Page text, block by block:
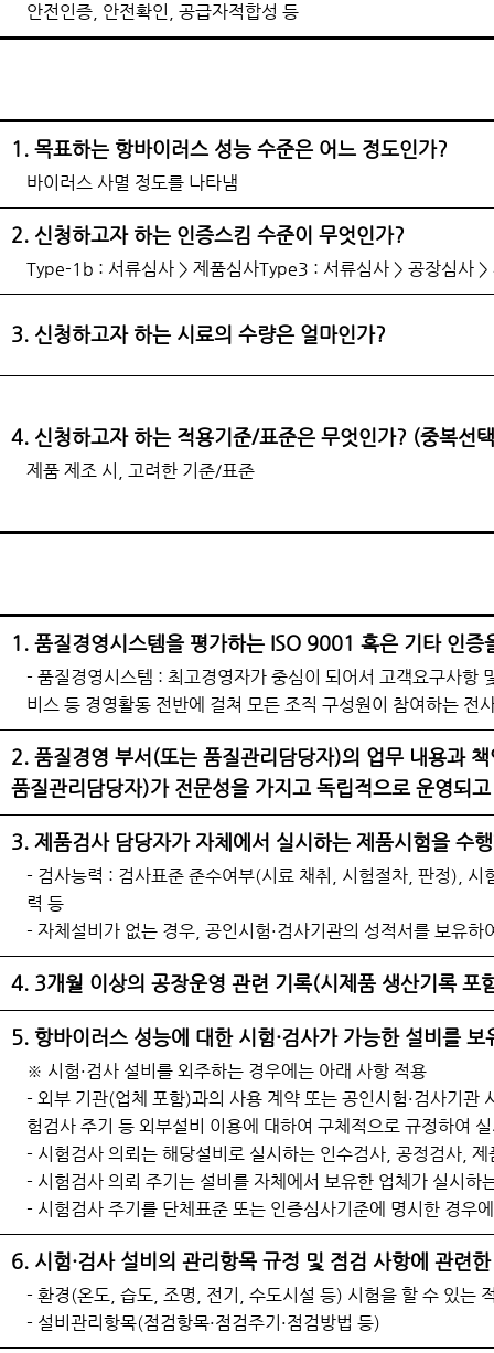
안전인증, 안전확인, 공급자적합성 등
1. 목표하는 항바이러스 성능 수준은 어느 정도인가?
바이러스 사멸 정도를 나타냄
2. 신청하고자 하는 인증스킴 수준이 무엇인가?
Type-1b : 서류심사 > 제품심사Type3 : 서류심사 > 공장심사 >
3. 신청하고자 하는 시료의 수량은 얼마인가?
4. 신청하고자 하는 적용기준/표준은 무엇인가? (중복선
제품 제조 시, 고려한 기준/표준
1. 품질경영시스템을 평가하는 ISO 9001 혹은 기타 인증
- 품질경영시스템 : 최고경영자가 중심이 되어서 고객요구사
비스 등 경영활동 전반에 걸쳐 모든 조직 구성원이 참여하는 전
2. 품질경영 부서(또는 품질관리담당자)의 업무 내용과
품질관리담당자)가 전문성을 가지고 독립적으로 운영되
3. 제품검사 담당자가 자체에서 실시하는 제품시험을 수
- 검사능력 : 검사표준 준수여부(시료 채취, 시험절차, 판정),
력 등
- 자체설비가 없는 경우, 공인시험·검사기관의 성적서를 보유하
4. 3개월 이상의 공장운영 관련 기록(시제품 생산기록 포
5. 항바이러스 성능에 대한 시험·검사가 가능한 설비를 보
※ 시험·검사 설비를 외주하는 경우에는 아래 사항 적용
- 외부 기관(업체 포함)과의 사용 계약 또는 공인시험·검사기
험검사 주기 등 외부설비 이용에 대하여 구체적으로 규정하여
- 시험검사 의뢰는 해당설비로 실시하는 인수검사, 공정검사,
- 시험검사 의뢰 주기는 설비를 자체에서 보유한 업체가 실시
- 시험검사 주기를 단체표준 또는 인증심사기준에 명시한 경우
6. 시험·검사 설비의 관리항목 규정 및 점검 사항에 관련
- 환경(온도, 습도, 조명, 전기, 수도시설 등) 시험을 할 수 있는
- 설비관리항목(점검항목·점검주기·점검방법 등)